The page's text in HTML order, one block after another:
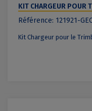
KIT CHARGEUR POUR
TDC6
Référence: 121921-
Kit Chargeur pour le